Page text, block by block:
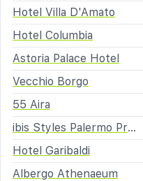
Hotel Villa D'Amato
Hotel Columbia
Astoria Palace Hotel
Vecchio Borgo
55 Aira
ibis Styles Palermo President
Hotel Garibaldi
Albergo Athenaeum